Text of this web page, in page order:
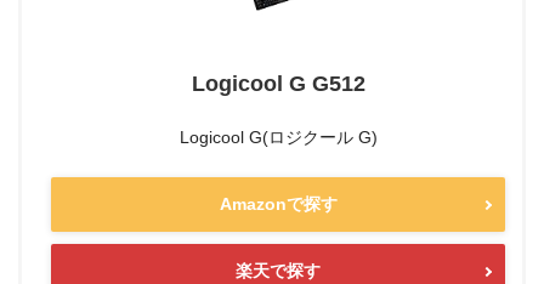
Logicool G G512
Logicool G(ロジクール G)
Amazonで探す
楽天で探す